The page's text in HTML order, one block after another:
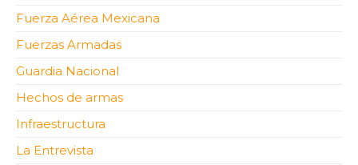
Fuerza Aérea Mexicana
Fuerzas Armadas
Guardia Nacional
Hechos de armas
Infraestructura
La Entrevista